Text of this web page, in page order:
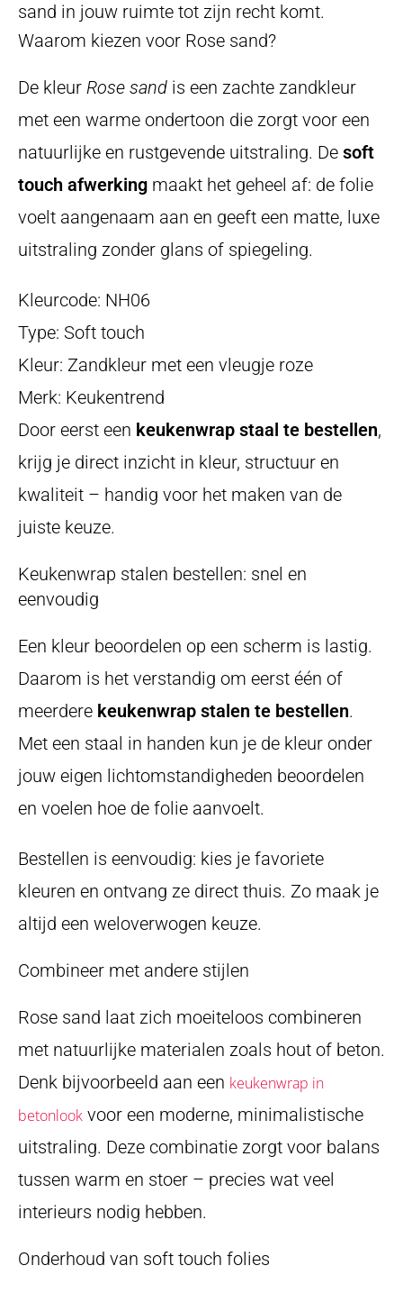
sand in jouw ruimte tot zijn recht komt.
Waarom kiezen voor Rose sand?
De kleur Rose sand is een zachte zandkleur
met een warme ondertoon die zorgt voor een
natuurlijke en rustgevende uitstraling. De soft
touch afwerking maakt het geheel af: de folie
voelt aangenaam aan en geeft een matte, luxe
uitstraling zonder glans of spiegeling.
Kleurcode: NH06
Type: Soft touch
Kleur: Zandkleur met een vleugje roze
Merk: Keukentrend
Door eerst een keukenwrap staal te bestellen,
krijg je direct inzicht in kleur, structuur en
kwaliteit – handig voor het maken van de
juiste keuze.
Keukenwrap stalen bestellen: snel en
eenvoudig
Een kleur beoordelen op een scherm is lastig.
Daarom is het verstandig om eerst één of
meerdere keukenwrap stalen te bestellen.
Met een staal in handen kun je de kleur onder
jouw eigen lichtomstandigheden beoordelen
en voelen hoe de folie aanvoelt.
Bestellen is eenvoudig: kies je favoriete
kleuren en ontvang ze direct thuis. Zo maak je
altijd een weloverwogen keuze.
Combineer met andere stijlen
Rose sand laat zich moeiteloos combineren
met natuurlijke materialen zoals hout of beton.
Denk bijvoorbeeld aan een keukenwrap in
betonlook voor een moderne, minimalistische
uitstraling. Deze combinatie zorgt voor balans
tussen warm en stoer – precies wat veel
interieurs nodig hebben.
Onderhoud van soft touch folies